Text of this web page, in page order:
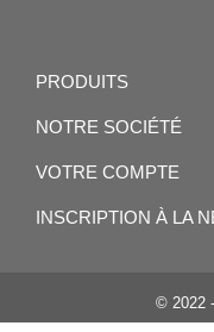
PRODUITS
NOTRE SOCIÉTÉ
VOTRE COMPTE
INSCRIPTION À LA
© 2022